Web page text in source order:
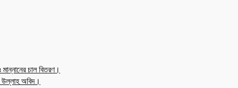
চাল বিতরণ।
উল্লাহ অবিদ।